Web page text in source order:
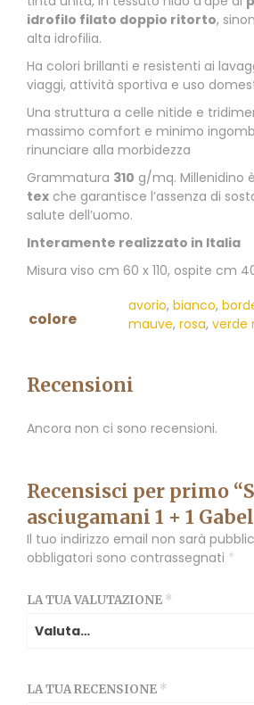
idrofilo filato doppio ritorto,
alta idrofilia.
Ha colori brillanti e resistenti ai
viaggi, attività sportiva e uso
Una struttura a celle nitide e
massimo comfort e minimo
rinunciare alla morbidezza
Grammatura 310 g/mq. Millenidino
tex che garantisce l’assenza di
salute dell’uomo.
Interamente realizzato in Italia
Misura viso cm 60 x 110, ospite cm
colore
avorio, bianco,
mauve, rosa, verde
Recensioni
Ancora non ci sono recensioni.
Recensisci per primo
asciugamani 1 + 1
Il tuo indirizzo email non sarà
obbligatori sono contrassegnati *
LA TUA VALUTAZIONE *
LA TUA RECENSIONE *